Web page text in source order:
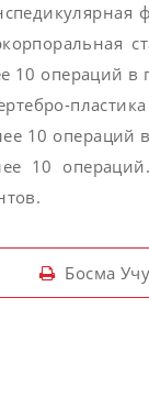
10 операций в
10 операций
10
Босма